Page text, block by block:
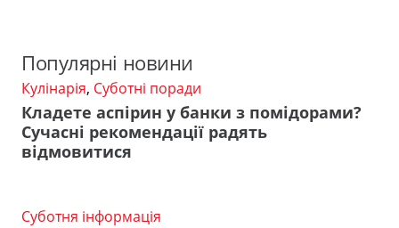
Популярні новини
Кулінарія, Суботні поради
Кладете аспірин у банки з помідорами?
Сучасні рекомендації радять
відмовитися
Суботня інформація